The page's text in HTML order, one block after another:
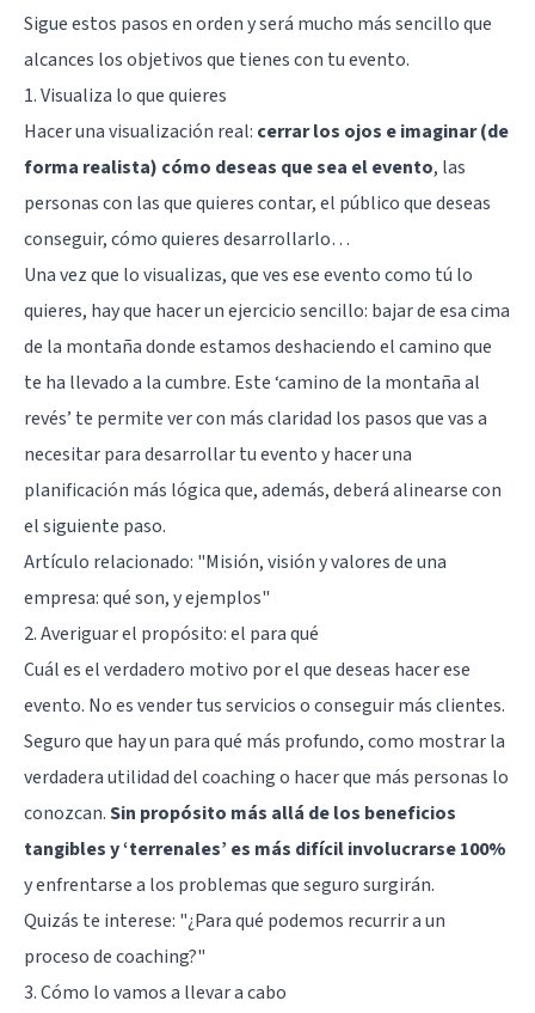
Sigue estos pasos en orden y será mucho más sencillo que
alcances los objetivos que tienes con tu evento.
1. Visualiza lo que quieres
Hacer una visualización real: cerrar los ojos e imaginar (de
forma realista) cómo deseas que sea el evento, las
personas con las que quieres contar, el público que deseas
conseguir, cómo quieres desarrollarlo…
Una vez que lo visualizas, que ves ese evento como tú lo
quieres, hay que hacer un ejercicio sencillo: bajar de esa cima
de la montaña donde estamos deshaciendo el camino que
te ha llevado a la cumbre. Este ‘camino de la montaña al
revés’ te permite ver con más claridad los pasos que vas a
necesitar para desarrollar tu evento y hacer una
planificación más lógica que, además, deberá alinearse con
el siguiente paso.
Artículo relacionado: "Misión, visión y valores de una
empresa: qué son, y ejemplos"
2. Averiguar el propósito: el para qué
Cuál es el verdadero motivo por el que deseas hacer ese
evento. No es vender tus servicios o conseguir más clientes.
Seguro que hay un para qué más profundo, como mostrar la
verdadera utilidad del coaching o hacer que más personas lo
conozcan.Sin propósito más allá de los beneficios
tangibles y ‘terrenales’ es más difícil involucrarse 100%
y enfrentarse a los problemas que seguro surgirán.
Quizás te interese: "¿Para qué podemos recurrir a un
proceso de coaching?"
3. Cómo lo vamos a llevar a cabo